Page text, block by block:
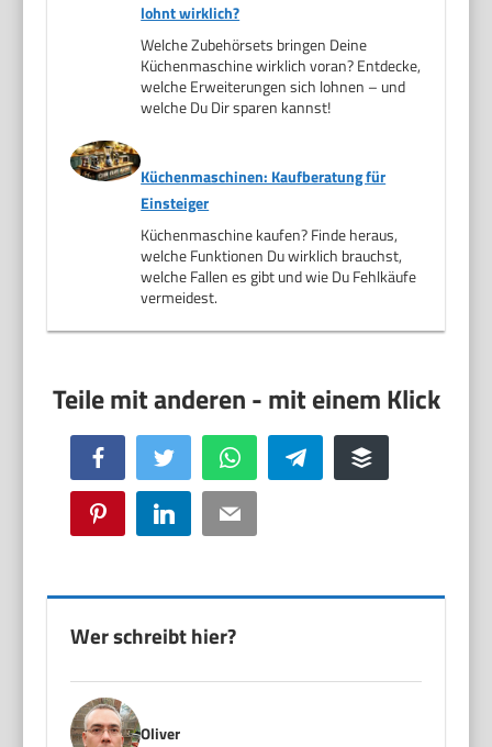
lohnt wirklich?
Welche Zubehörsets bringen Deine
Küchenmaschine wirklich voran? Entdecke,
welche Erweiterungen sich lohnen – und
welche Du Dir sparen kannst!
Küchenmaschinen: Kaufberatung für
Einsteiger
Küchenmaschine kaufen? Finde heraus,
welche Funktionen Du wirklich brauchst,
welche Fallen es gibt und wie Du Fehlkäufe
vermeidest.
Facebook Twitter WhatsApp Telegram Buffer
Pinterest LinkedIn Email
Wer schreibt hier?
Oliver